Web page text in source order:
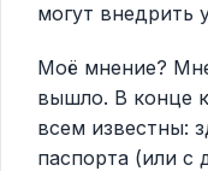
могут внедрить
Моё мнение?
вышло. В конце
всем известны:
паспорта (или с